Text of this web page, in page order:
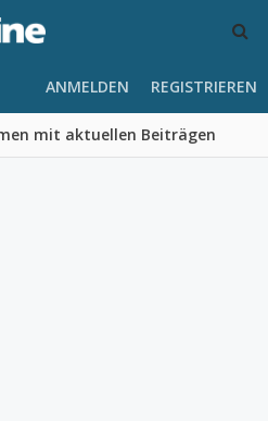
mit aktuellen Beiträgen
ANMELDEN REGISTRIEREN